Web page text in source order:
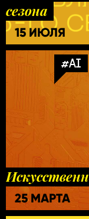
сезона
15 ИЮЛЯ
#AI
25 МАРТА